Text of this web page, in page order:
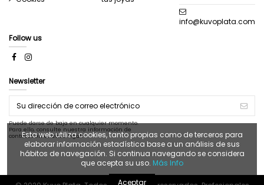
info@kuvoplata.com
Follow us
Newsletter
Puede darse de baja en cualquier momento.
Para ello, consulte nuestra información de
contacto en el aviso legal.
Esta web utiliza cookies, tanto propias como de terceros para
elaborar información estadística base a un análisis de sus
hábitos de navegación. Si continua navegando se considera
que acepta su uso. Más Info
Aceptar